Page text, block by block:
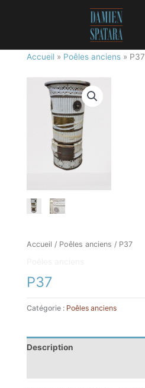
Accueil» Poêles anciens» P37
Accueil / Poêles anciens / P37
P37
Catégorie : Poêles anciens
Description